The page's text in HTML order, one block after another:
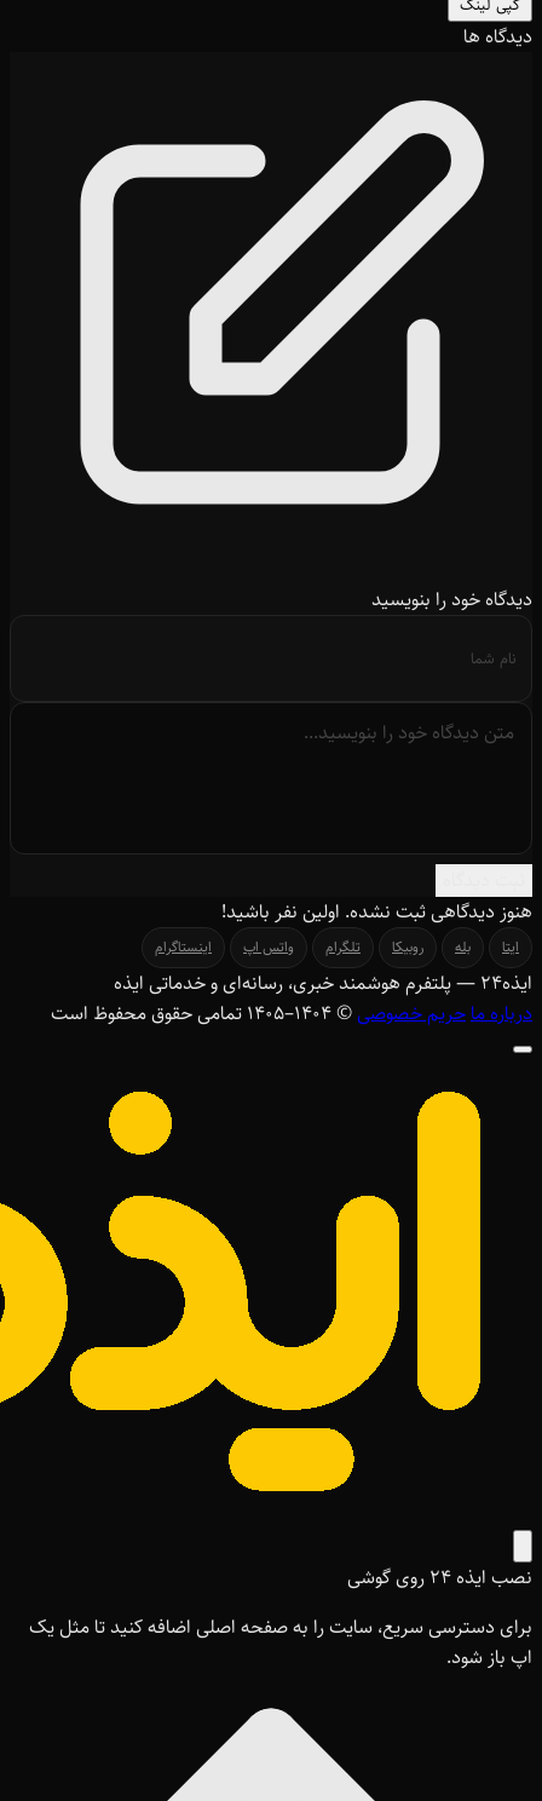
کپی لینک
دیدگاه ها
دیدگاه خود را بنویسید
هنوز دیدگاهی ثبت نشده. اولین نفر باشید!
ایتا بله روبیکا تلگرام واتس اپ اینستاگرام
ایذه۲۴ — پلتفرم هوشمند خبری، رسانه‌ای و خدماتی ایذه
درباره ماحریم خصوصی© ۱۴۰۴–1405 تمامی حقوق محفوظ است
نصب ایذه ۲۴ روی گوشی
برای دسترسی سریع، سایت را به صفحه اصلی اضافه کنید تا مثل یک
اپ باز شود.